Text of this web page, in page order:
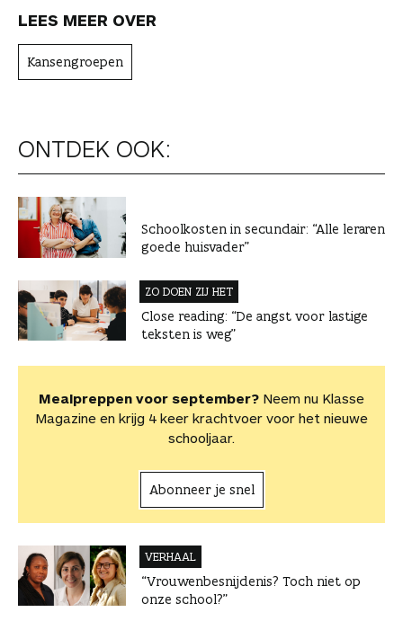
LEES MEER OVER
Kansengroepen
ONTDEK OOK:
Schoolkosten in secundair: “Alle leraren
goede huisvader”
ZO DOEN ZIJ HET
Close reading: “De angst voor lastige
teksten is weg”
Mealpreppen voor september? Neem nu Klasse
Magazine en krijg 4 keer krachtvoer voor het nieuwe
schooljaar.
Abonneer je snel
VERHAAL
“Vrouwenbesnijdenis? Toch niet op
onze school?”